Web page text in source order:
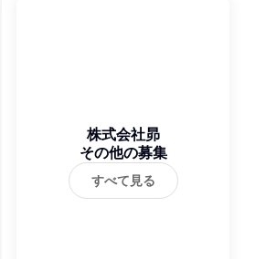
株式会社昴
その他の募集
すべて見る